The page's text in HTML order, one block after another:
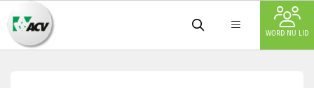
WORD NU LID